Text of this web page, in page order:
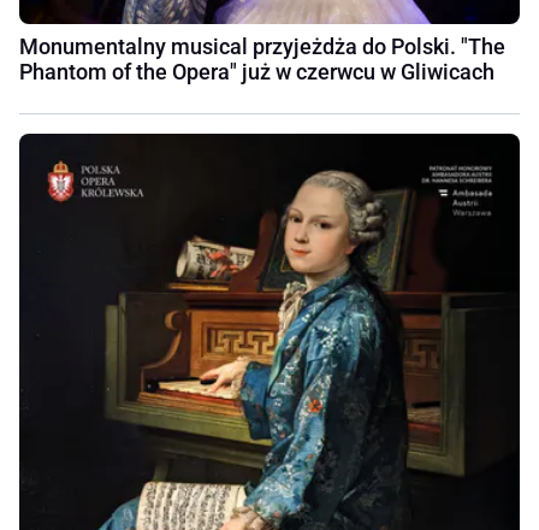
Monumentalny musical przyjeżdża do Polski. "The
Phantom of the Opera" już w czerwcu w Gliwicach